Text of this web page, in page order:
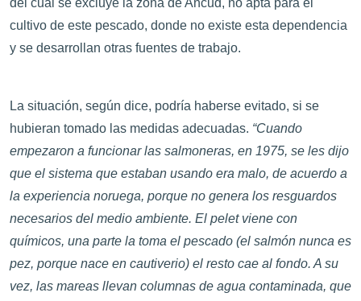
del cual se excluye la zona de Ancud, no apta para el
cultivo de este pescado, donde no existe esta dependencia
y se desarrollan otras fuentes de trabajo.
La situación, según dice, podría haberse evitado, si se
hubieran tomado las medidas adecuadas. “Cuando
empezaron a funcionar las salmoneras, en 1975, se les dijo
que el sistema que estaban usando era malo, de acuerdo a
la experiencia noruega, porque no genera los resguardos
necesarios del medio ambiente. El pelet viene con
químicos, una parte la toma el pescado (el salmón nunca es
pez, porque nace en cautiverio) el resto cae al fondo. A su
vez, las mareas llevan columnas de agua contaminada, que